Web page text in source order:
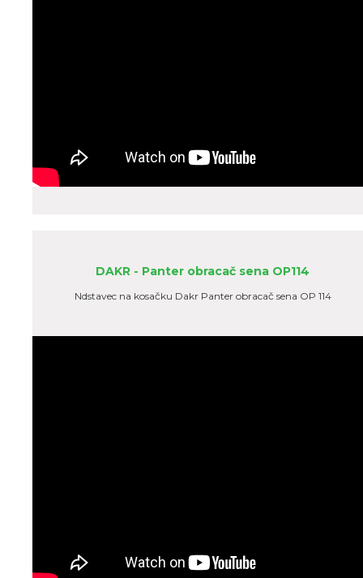
DAKR - Panter obracač sena OP114
Ndstavec na kosačku Dakr Panter obracač sena OP 114